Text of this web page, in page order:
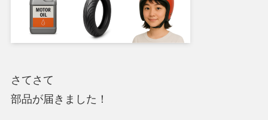
さてさて
部品が届きました！